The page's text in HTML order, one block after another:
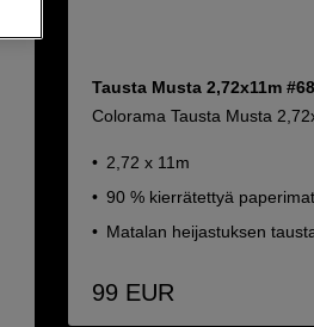
Tausta Musta 2,72x11m #68
Colorama Tausta Musta
2,72 x 11m
90 % kierrätettyä
Matalan heijastuksen
99 EUR